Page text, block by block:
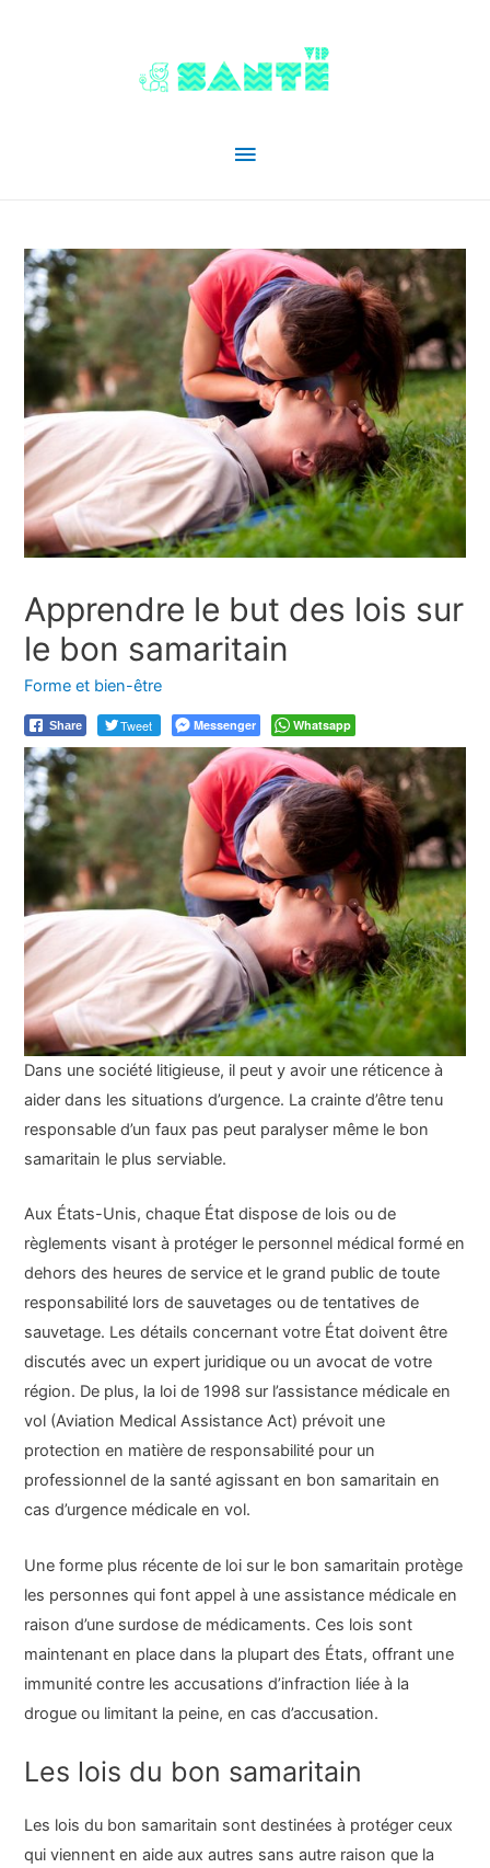
Menu
Apprendre le but des lois sur
le bon samaritain
Forme et bien-être
Share Tweet Messenger Whatsapp
Dans une société litigieuse, il peut y avoir une réticence à
aider dans les situations d’urgence. La crainte d’être tenu
responsable d’un faux pas peut paralyser même le bon
samaritain le plus serviable.
Aux États-Unis, chaque État dispose de lois ou de
règlements visant à protéger le personnel médical formé en
dehors des heures de service et le grand public de toute
responsabilité lors de sauvetages ou de tentatives de
sauvetage. Les détails concernant votre État doivent être
discutés avec un expert juridique ou un avocat de votre
région. De plus, la loi de 1998 sur l’assistance médicale en
vol (Aviation Medical Assistance Act) prévoit une
protection en matière de responsabilité pour un
professionnel de la santé agissant en bon samaritain en
cas d’urgence médicale en vol.
Une forme plus récente de loi sur le bon samaritain protège
les personnes qui font appel à une assistance médicale en
raison d’une surdose de médicaments. Ces lois sont
maintenant en place dans la plupart des États, offrant une
immunité contre les accusations d’infraction liée à la
drogue ou limitant la peine, en cas d’accusation.
Les lois du bon samaritain
Les lois du bon samaritain sont destinées à protéger ceux
qui viennent en aide aux autres sans autre raison que la